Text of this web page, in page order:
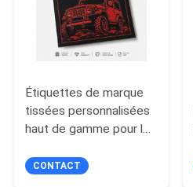
DEMANDEZ
CITATION
PLAN
Étiquettes de marque
tissées personnalisées
haut de gamme pour les
Vêtements hors route
CONTACT